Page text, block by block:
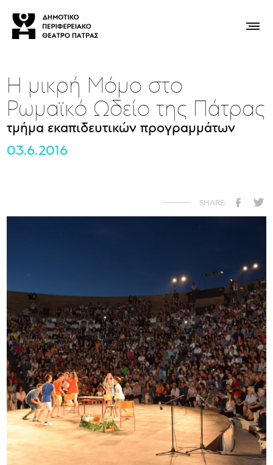
Η μικρή Μόμο στο
Ρωμαϊκό Ωδείο της Πάτρας
τμήμα εκαπιδευτικών προγραμμάτων
03.6.2016